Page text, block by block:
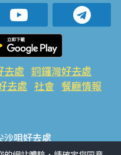
去處 銅鑼灣好去處
去處 社會 餐廳情報
沙咀好去處
去處 旺角好去處 社會